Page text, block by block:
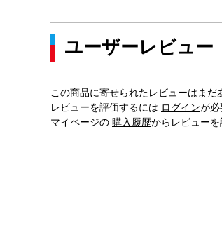
ユーザーレビュー
この商品に寄せられたレビューはまだ
レビューを評価するには ログインが必
マイページの 購入履歴からレビューを